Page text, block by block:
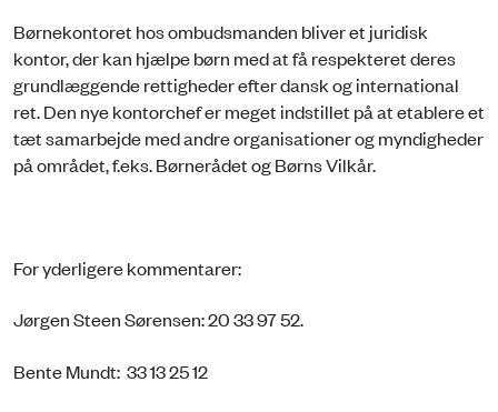
Børnekontoret hos ombudsmanden bliver et juridisk
kontor, der kan hjælpe børn med at få respekteret deres
grundlæggende rettigheder efter dansk og international
ret. Den nye kontorchef er meget indstillet på at etablere et
tæt samarbejde med andre organisationer og myndigheder
på området, f.eks. Børnerådet og Børns Vilkår.
For yderligere kommentarer:
Jørgen Steen Sørensen: 20 33 97 52.
Bente Mundt: 33 13 25 12